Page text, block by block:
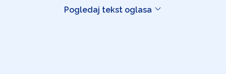
Pogledaj tekst oglasa